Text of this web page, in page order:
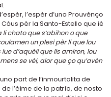
l’espèr d’uno Prouvènço
pèr la Santo-Estello que ié
li chato que s’abihon o que
un plesi pèr li que lou
d’aquéli que lis amiron, lou
se vèi, alor que ço qu’avèn
part de l’inmourtalita de
l’èime de la patrìo, de nosto